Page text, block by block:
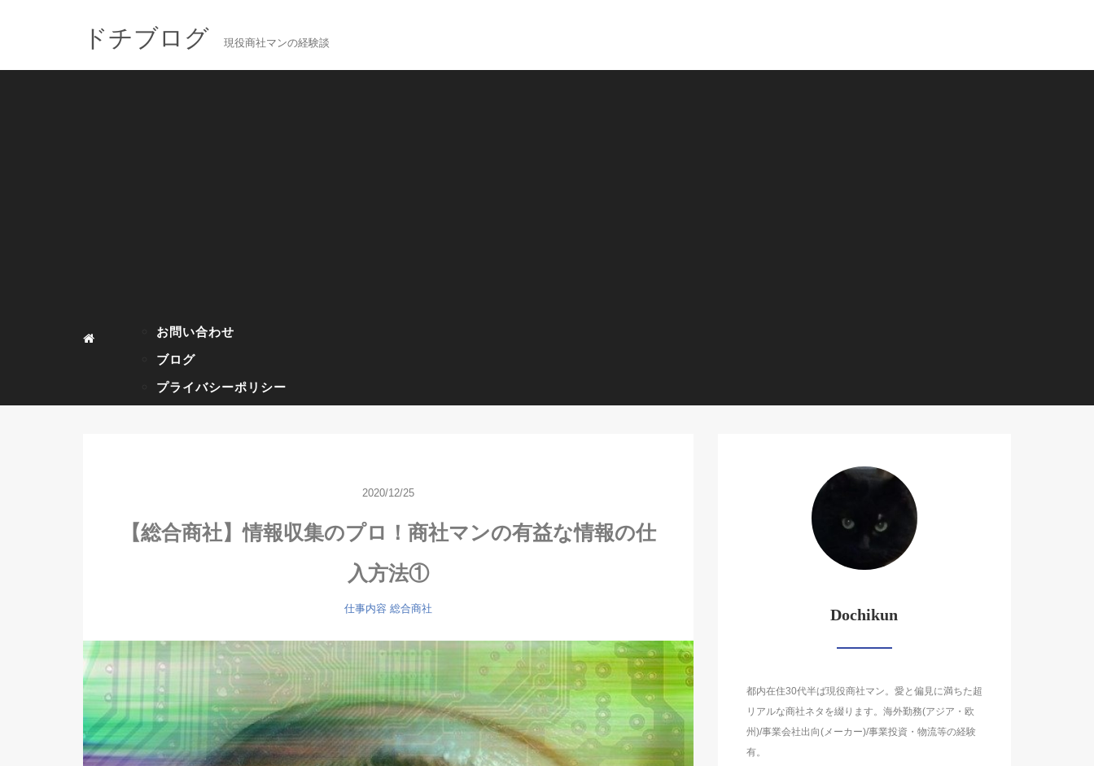
ドチブログ 現役商社マンの経験談
お問い合わせ
ブログ
プライバシーポリシー
2020/12/25
【総合商社】情報収集のプロ！商社マンの有益な情報の仕
入方法①
仕事内容 総合商社 Dochikun
都内在住30代半ば現役商社マン。愛と偏見に満ちた超
リアルな商社ネタを綴ります。海外勤務(アジア・欧
州)/事業会社出向(メーカー)/事業投資・物流等の経験
有。